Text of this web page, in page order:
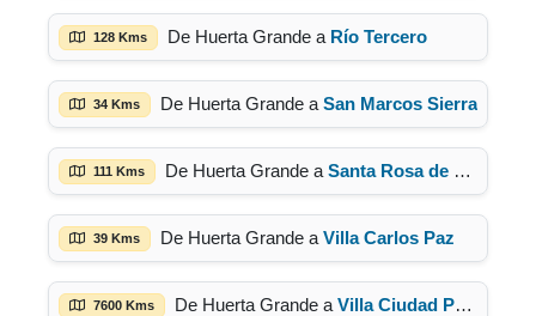
128 Kms De Huerta Grande a Río Tercero
34 Kms De Huerta Grande a San Marcos Sierra
111 Kms De Huerta Grande a Santa Rosa de Calamuchita
39 Kms De Huerta Grande a Villa Carlos Paz
7600 Kms De Huerta Grande a Villa Ciudad Parque